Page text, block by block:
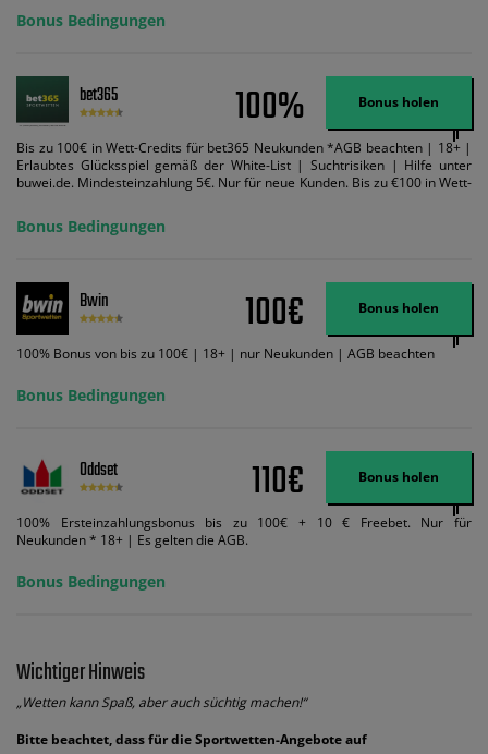
Bonus Bedingungen
bet365 100% Bonus holen
Bis zu 100€ in Wett-Credits für bet365 Neukunden *AGB beachten | 18+ |
Erlaubtes Glücksspiel gemäß der White-List | Suchtrisiken | Hilfe unter
buwei.de. Mindesteinzahlung 5€. Nur für neue Kunden. Bis zu €100 in Wett-
ein und wir geben Ihnen die entsprechende qualifizierende Einzahlung in
Wett-Credits, wenn Sie qualifizierende Wetten im gleichen Wert platzieren
Wett-Credits aus. Es gelten die AGB, Zeitlimits und Ausnahmen. Der Bonus-
Code VIPANGEBOT kann während der Anmeldung benutzt werden, jedoch
ändert dies den Angebotsbetrag in keinster Weise.
Bonus Bedingungen
Bwin 100€ Bonus holen
100% Bonus von bis zu 100€ | 18+ | nur Neukunden | AGB beachten
Bonus Bedingungen
Oddset 110€ Bonus holen
100% Ersteinzahlungsbonus bis zu 100€ + 10 € Freebet. Nur für
Neukunden * 18+ | Es gelten die AGB.
Bonus Bedingungen
Wichtiger Hinweis
„Wetten kann Spaß, aber auch süchtig machen!“
Bitte beachtet, dass für die Sportwetten-Angebote auf